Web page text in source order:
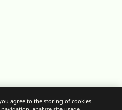
agree to the storing of cookies